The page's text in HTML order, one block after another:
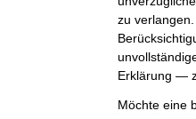
zu
Erklärung —
Möchte eine